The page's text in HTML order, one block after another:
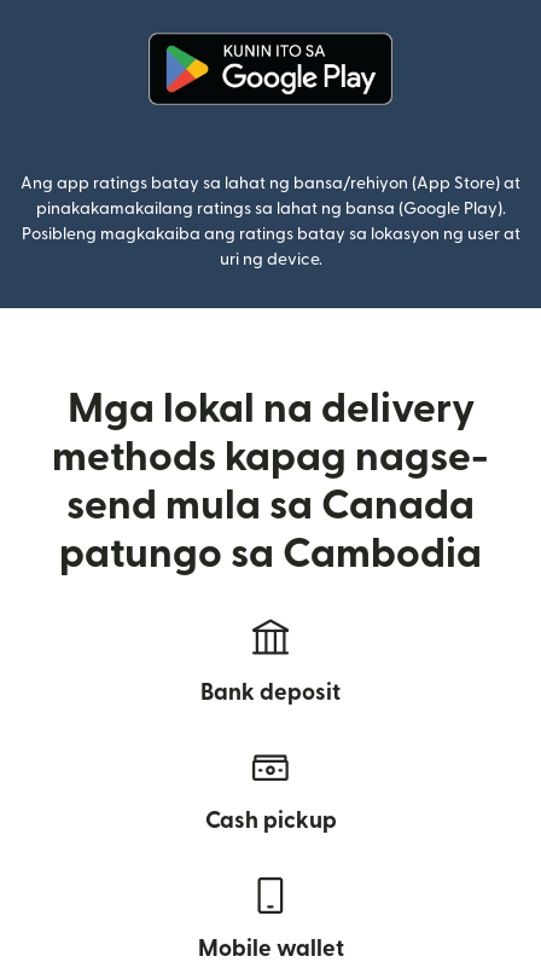
Ang app ratings batay sa lahat ng bansa/rehiyon (App Store) at
pinakakamakailang ratings sa lahat ng bansa (Google Play).
Posibleng magkakaiba ang ratings batay sa lokasyon ng user at
uri ng device.
Mga lokal na delivery
methods kapag nagse-
send mula sa Canada
patungo sa Cambodia
Bank deposit
Cash pickup
Mobile wallet